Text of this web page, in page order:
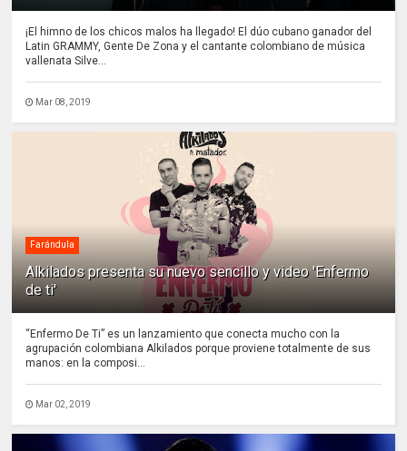
¡El himno de los chicos malos ha llegado! El dúo cubano ganador del
Latin GRAMMY, Gente De Zona y el cantante colombiano de música
vallenata Silve...
Mar 08, 2019
Farándula
Alkilados presenta su nuevo sencillo y video 'Enfermo
de ti'
“Enfermo De Ti” es un lanzamiento que conecta mucho con la
agrupación colombiana Alkilados porque proviene totalmente de sus
manos: en la composi...
Mar 02, 2019